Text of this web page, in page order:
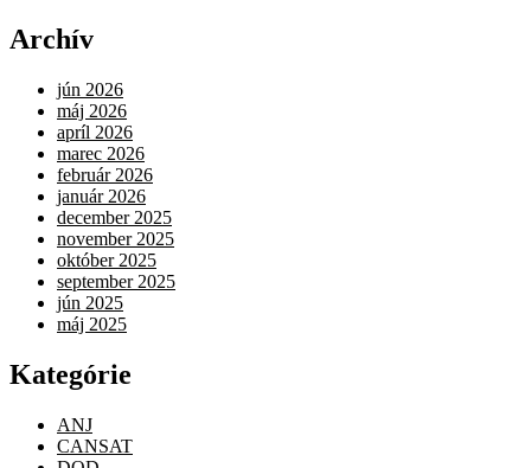
Archív
jún 2026
máj 2026
apríl 2026
marec 2026
február 2026
január 2026
december 2025
november 2025
október 2025
september 2025
jún 2025
máj 2025
Kategórie
ANJ
CANSAT